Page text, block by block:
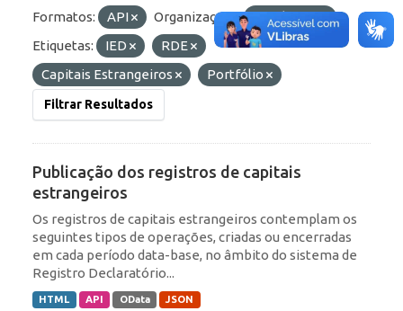
Formatos: API Organizações:
BCB/Dstat
Etiquetas:
IED
RDE
Capitais Estrangeiros
Portfólio
Filtrar Resultados
Publicação dos registros de capitais
estrangeiros
Os registros de capitais estrangeiros contemplam os
seguintes tipos de operações, criadas ou encerradas
em cada período data-base, no âmbito do sistema de
Registro Declaratório...
HTML API OData JSON